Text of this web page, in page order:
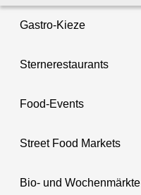
Gastro-Kieze
Sternerestaurants
Food-Events
Street Food Markets
Bio- und Wochenmärkte